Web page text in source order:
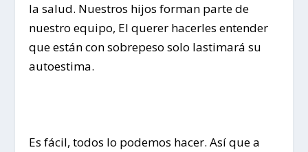
la salud. Nuestros hijos forman parte de
nuestro equipo, El querer hacerles entender
que están con sobrepeso solo lastimará su
autoestima.
Es fácil, todos lo podemos hacer. Así que a